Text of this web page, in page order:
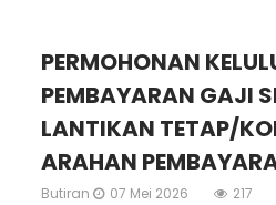
PERMOHONAN
PEMBAYARAN GAJI
LANTIKAN TETAP/
ARAHAN
Butiran 07 Mei 2026 217